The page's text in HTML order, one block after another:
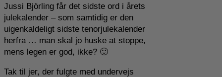
Jussi Björling får det sidste ord i årets
julekalender – som samtidig er den
uigenkaldeligt sidste tenorjulekalender
herfra … man skal jo huske at stoppe,
mens legen er god, ikke? 🙂
Tak til jer, der fulgte med undervejs